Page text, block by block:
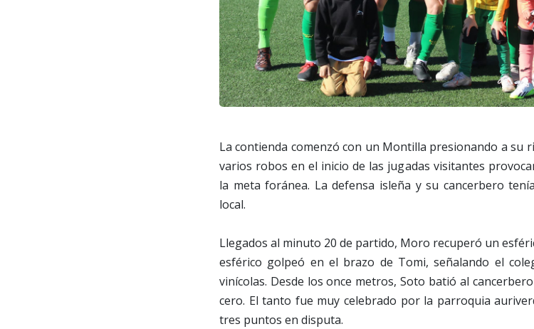
La contienda comenzó con un Montilla presionando a su
varios robos en el inicio de las jugadas visitantes
la meta foránea. La defensa isleña y su cancerbero
local.
Llegados al minuto 20 de partido, Moro recuperó un
esférico golpeó en el brazo de Tomi, señalando el
vinícolas. Desde los once metros, Soto batió al
cero. El tanto fue muy celebrado por la parroquia
tres puntos en disputa.